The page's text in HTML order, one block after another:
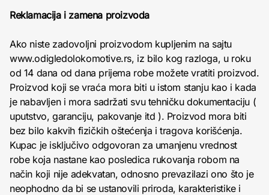
Reklamacija i zamena proizvoda
Ako niste zadovoljni proizvodom kupljenim na sajtu
www.odigledolokomotive.rs, iz bilo kog razloga, u roku
od 14 dana od dana prijema robe možete vratiti proizvod.
Proizvod koji se vraća mora biti u istom stanju kao i kada
je nabavljen i mora sadržati svu tehničku dokumentaciju (
uputstvo, garanciju, pakovanje itd ). Proizvod mora biti
bez bilo kakvih fizičkih oštećenja i tragova korišćenja.
Kupac je isključivo odgovoran za umanjenu vrednost
robe koja nastane kao posledica rukovanja robom na
način koji nije adekvatan, odnosno prevazilazi ono što je
neophodno da bi se ustanovili priroda, karakteristike i